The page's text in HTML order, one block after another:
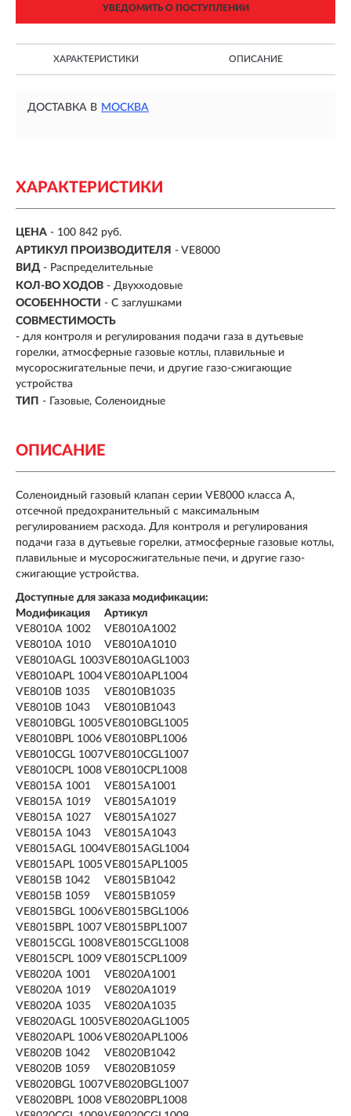
УВЕДОМИТЬ О ПОСТУПЛЕНИИ
ХАРАКТЕРИСТИКИ ОПИСАНИЕ
ДОСТАВКА В МОСКВА
ХАРАКТЕРИСТИКИ
ЦЕНА - 100 842 руб.
АРТИКУЛ ПРОИЗВОДИТЕЛЯ - VE8000
ВИД - Распределительные
КОЛ-ВО ХОДОВ - Двухходовые
ОСОБЕННОСТИ - С заглушками
СОВМЕСТИМОСТЬ
- для контроля и регулирования подачи газа в дутьевые
горелки, атмосферные газовые котлы, плавильные и
мусоросжигательные печи, и другие газо-сжигающие
устройства
ТИП - Газовые, Соленоидные
ОПИСАНИЕ
Соленоидный газовый клапан серии VE8000 класса А,
отсечной предохранительный с максимальным
регулированием расхода. Для контроля и регулирования
подачи газа в дутьевые горелки, атмосферные газовые котлы,
плавильные и мусоросжигательные печи, и другие газо-
сжигающие устройства.
Доступные для заказа модификации:
Модификация
Артикул
VE8010A 1002
VE8010A1002
VE8010A 1010
VE8010A1010
VE8010AGL 1003VE8010AGL1003
VE8010APL 1004VE8010APL1004
VE8010B 1035
VE8010B1035
VE8010B 1043
VE8010B1043
VE8010BGL 1005VE8010BGL1005
VE8010BPL 1006 VE8010BPL1006
VE8010CGL 1007VE8010CGL1007
VE8010CPL 1008 VE8010CPL1008
VE8015A 1001
VE8015A1001
VE8015A 1019
VE8015A1019
VE8015A 1027
VE8015A1027
VE8015A 1043
VE8015A1043
VE8015AGL 1004VE8015AGL1004
VE8015APL 1005VE8015APL1005
VE8015B 1042
VE8015B1042
VE8015B 1059
VE8015B1059
VE8015BGL 1006VE8015BGL1006
VE8015BPL 1007 VE8015BPL1007
VE8015CGL 1008VE8015CGL1008
VE8015CPL 1009 VE8015CPL1009
VE8020A 1001
VE8020A1001
VE8020A 1019
VE8020A1019
VE8020A 1035
VE8020A1035
VE8020AGL 1005VE8020AGL1005
VE8020APL 1006VE8020APL1006
VE8020B 1042
VE8020B1042
VE8020B 1059
VE8020B1059
VE8020BGL 1007VE8020BGL1007
VE8020BPL 1008 VE8020BPL1008